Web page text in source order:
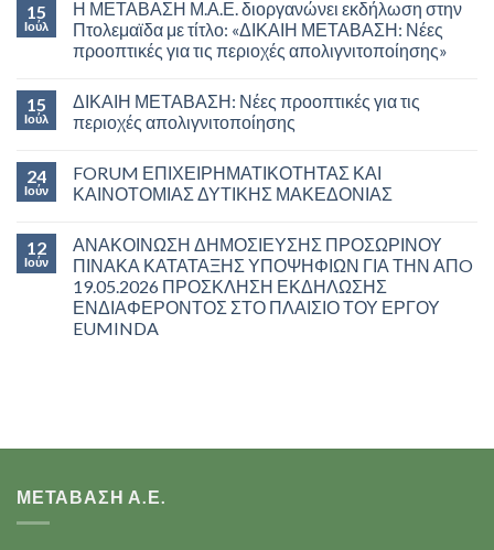
15
Ιούλ
Η ΜΕΤΑΒΑΣΗ Μ.Α.Ε. διοργανώνει εκδήλωση στην
Πτολεμαϊδα με τίτλο: «ΔΙΚΑΙΗ ΜΕΤΑΒΑΣΗ: Νέες
προοπτικές για τις περιοχές απολιγνιτοποίησης»
15
Ιούλ
ΔΙΚΑΙΗ ΜΕΤΑΒΑΣΗ: Νέες προοπτικές για τις
περιοχές απολιγνιτοποίησης
24
Ιούν
FORUM ΕΠΙΧΕΙΡΗΜΑΤΙΚΟΤΗΤΑΣ ΚΑΙ
ΚΑΙΝΟΤΟΜΙΑΣ ΔΥΤΙΚΗΣ ΜΑΚΕΔΟΝΙΑΣ
12
Ιούν
ΑΝΑΚΟΙΝΩΣΗ ΔΗΜΟΣΙΕΥΣΗΣ ΠΡΟΣΩΡΙΝΟΥ
ΠΙΝΑΚΑ ΚΑΤΑΤΑΞΗΣ ΥΠΟΨΗΦΙΩΝ ΓΙΑ ΤΗΝ ΑΠO
19.05.2026 ΠΡΟΣΚΛΗΣΗ ΕΚΔΗΛΩΣΗΣ
ΕΝΔΙΑΦΕΡΟΝΤΟΣ ΣΤΟ ΠΛΑΙΣΙΟ ΤΟΥ ΕΡΓΟΥ
EUMINDA
ΜΕΤΑΒΑΣΗ Α.Ε.